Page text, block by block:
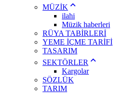
MÜZİK
ilahi
Müzik haberleri
RÜYA TABİRLERİ
YEME İÇME TARİFİ
TASARIM
SEKTÖRLER
Kargolar
SÖZLÜK
TARIM